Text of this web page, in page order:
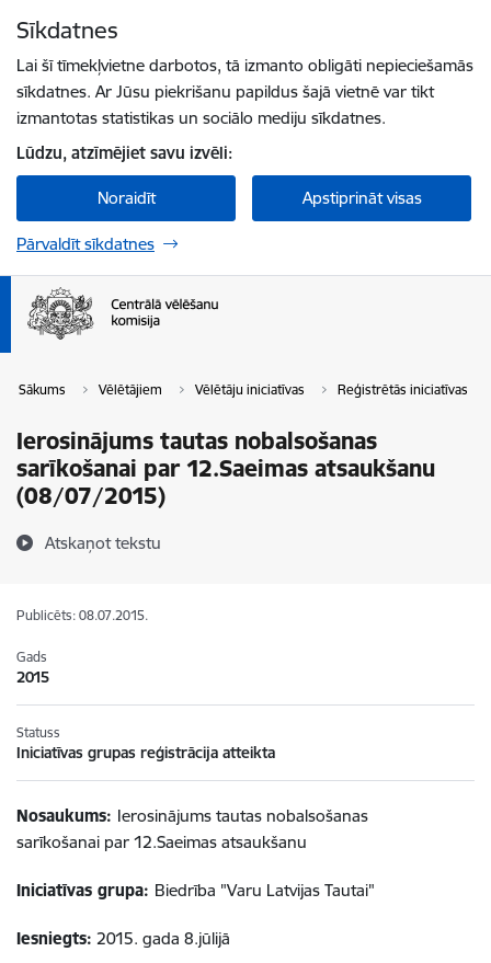
Sīkdatnes
Lai šī tīmekļvietne darbotos, tā izmanto obligāti nepieciešamās
sīkdatnes. Ar Jūsu piekrišanu papildus šajā vietnē var tikt
izmantotas statistikas un sociālo mediju sīkdatnes.
Lūdzu, atzīmējiet savu izvēli:
Noraidīt Apstiprināt visas
Pārvaldīt sīkdatnes
Sākums Vēlētājiem Vēlētāju iniciatīvas Reģistrētās iniciatīvas
Ierosinājums tautas nobalsošanas
sarīkošanai par 12.Saeimas atsaukšanu
(08/07/2015)
Atskaņot tekstu
Publicēts: 08.07.2015.
Gads
2015
Statuss
Iniciatīvas grupas reģistrācija atteikta
Nosaukums: Ierosinājums tautas nobalsošanas
sarīkošanai par 12.Saeimas atsaukšanu
Iniciatīvas grupa: Biedrība "Varu Latvijas Tautai"
Iesniegts: 2015. gada 8.jūlijā